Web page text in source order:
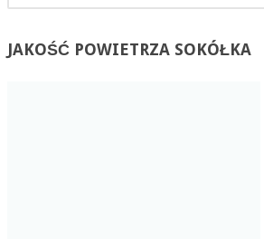
JAKOŚĆPOWIETRZA SOKÓŁKA